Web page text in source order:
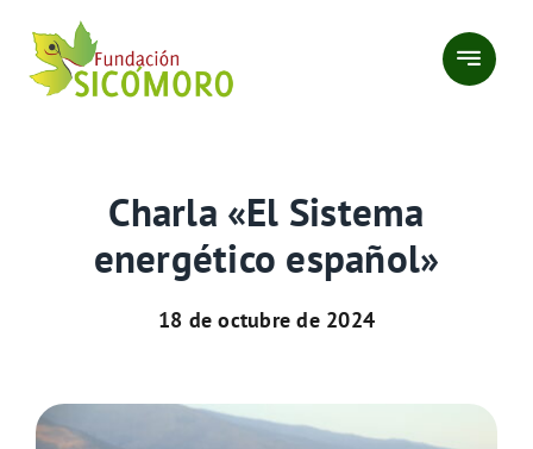
contenido
Charla «El Sistema
energético español»
18 de octubre de 2024